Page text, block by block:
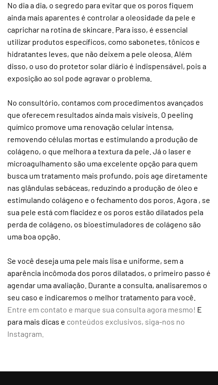
No dia a dia, o segredo para evitar que os poros fiquem
ainda mais aparentes é controlar a oleosidade da pele e
caprichar na rotina de skincare. Para isso, é essencial
utilizar produtos específicos, como sabonetes, tônicos e
hidratantes leves, que não deixem a pele oleosa. Além
disso, o uso do protetor solar diário é indispensável, pois a
exposição ao sol pode agravar o problema.
No consultório, contamos com procedimentos avançados
que oferecem resultados ainda mais visíveis. O peeling
químico promove uma renovação celular intensa,
removendo células mortas e estimulando a produção de
colágeno, o que melhora a textura da pele. Já o laser e
microagulhamento são uma excelente opção para quem
busca um tratamento mais profundo, pois age diretamente
nas glândulas sebáceas, reduzindo a produção de óleo e
estimulando colágeno e o fechamento dos poros. Agora , se
sua pele está com flacidez e os poros estão dilatados pela
perda de colágeno, os bioestimuladores de colágeno são
uma boa opção.
Se você deseja uma pele mais lisa e uniforme, sem a
aparência incômoda dos poros dilatados, o primeiro passo é
agendar uma avaliação. Durante a consulta, analisaremos o
seu caso e indicaremos o melhor tratamento para você.
Entre em contato e marque sua consulta agora mesmo! E
para mais dicas e conteúdos exclusivos, siga-nos no
Instagram.